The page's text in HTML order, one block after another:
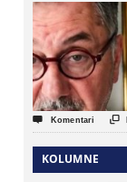
 Komentari 
KOLUMNE